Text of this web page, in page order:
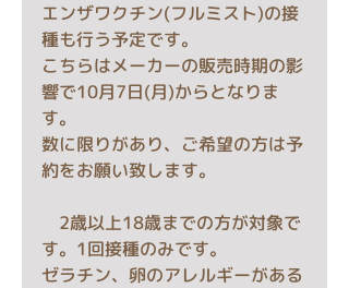
エンザワクチン(フルミスト)の接
種も行う予定です。
こちらはメーカーの販売時期の影
響で10月7日(月)からとなりま
す。
数に限りがあり、ご希望の方は予
約をお願い致します。
2歳以上18歳までの方が対象で
す。1回接種のみです。
ゼラチン、卵のアレルギーがある